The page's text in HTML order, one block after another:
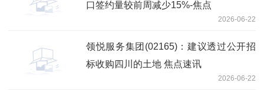
口签约量较前周减少15%-焦点
2026-06-22
领悦服务集团(02165)：建议透过公开招
标收购四川的土地 焦点速讯
2026-06-22